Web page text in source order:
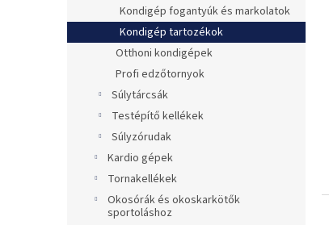
Kondigép fogantyúk és markolatok
Kondigép tartozékok
Otthoni kondigépek
Profi edzőtornyok
Súlytárcsák
Testépítő kellékek
Súlyzórudak
Kardio gépek
Tornakellékek
Okosórák és okoskarkötők
sportoláshoz